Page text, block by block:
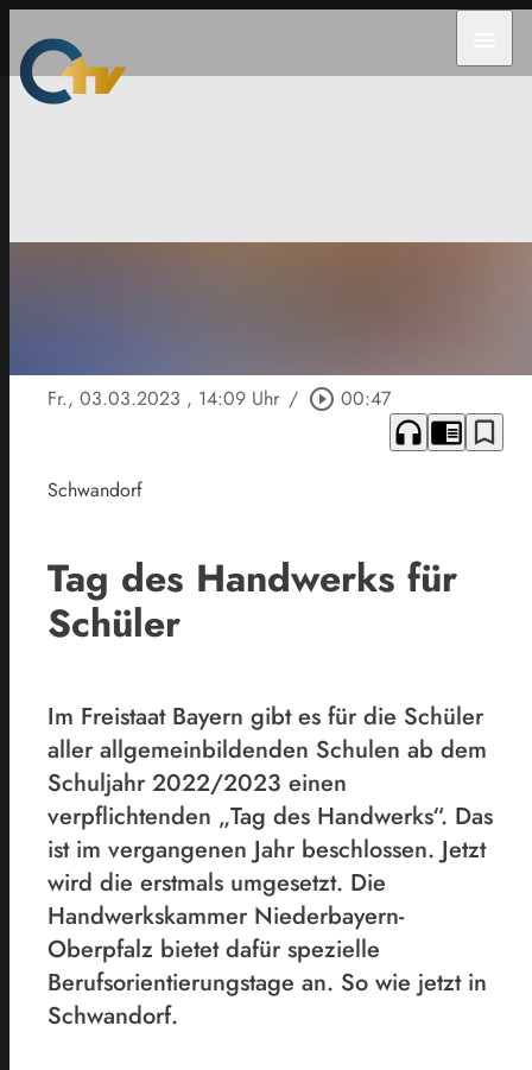
Fr., 03.03.2023 , 14:09 Uhr / play_circle_outline 00:47
headphones chrome_reader_mode bookmark_border
Schwandorf
Tag des Handwerks für
Schüler
Im Freistaat Bayern gibt es für die Schüler
aller allgemeinbildenden Schulen ab dem
Schuljahr 2022/2023 einen
verpflichtenden „Tag des Handwerks“. Das
ist im vergangenen Jahr beschlossen. Jetzt
wird die erstmals umgesetzt. Die
Handwerkskammer Niederbayern-
Oberpfalz bietet dafür spezielle
Berufsorientierungstage an. So wie jetzt in
Schwandorf.